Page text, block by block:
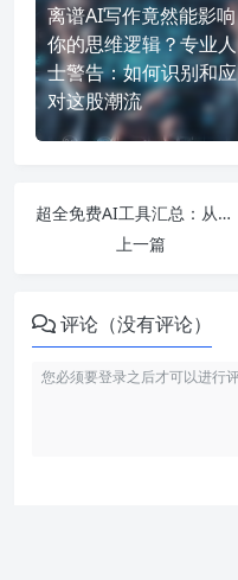
离谱AI写作竟然能影响
你的思维逻辑？专业人
士警告：如何识别和应
对这股潮流
超全免费AI工具汇总：从智能写作到视频生成，提升办公效率的必备良器！
上一篇
评论（没有评论）